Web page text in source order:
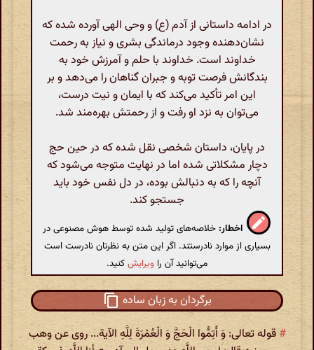
در ادامه داستانی از آدم (ع) و وحی الهی آورده شده که
نشان‌دهنده وجود درماندگی بشری و نیاز به رحمت
خداوند است. خداوند با حلم و آمرزش خود به
بندگانش فرصت توبه و جبران گناهان را می‌دهد و بر
این امر تأکید می‌کند که با ایمان و نیت درست،
می‌توان به نزد او رفت و از رحمتش بهره‌مند شد.
در پایان، داستان شخصی نقل شده که در حین حج
دچار مشکلاتی شده اما در نهایت متوجه می‌شود که
آنچه را که به دنبالش بوده، در دل نفس خود باید
جستجو کند.
اخطار: خلاصه‌های تولید شده توسط هوش مصنوعی در
بسیاری از موارد نادرستند. اگر این متن به نظرتان نادرست است
می‌توانید آن را ویرایشکنید.
برگردان به زبان ساده
#قوله تعالی: وَ أَتِمُّوا الْحَجَّ وَ الْعُمْرَةَ لِلَّهِ الآیة... روی عن وهب